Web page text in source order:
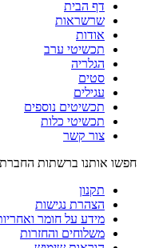
דף הבית
שרשראות
אודות
תכשיטי ערב
הגלריה
סטים
עגילים
תכשיטים נוספים
תכשיטי כלות
צור קשר
חפשו אותנו ברשתות
תקנון
הצהרת נגישות
מידע על חומר
משלוחים והחזרות